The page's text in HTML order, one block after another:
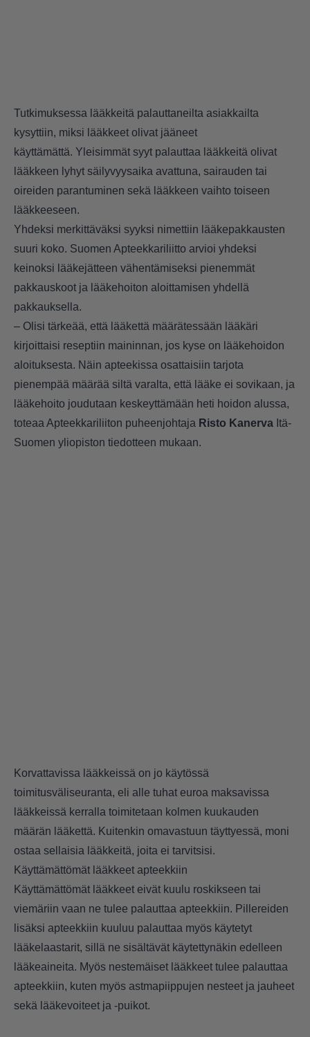
Tutkimuksessa lääkkeitä palauttaneilta asiakkailta
kysyttiin, miksi lääkkeet olivat jääneet
käyttämättä. Yleisimmät syyt palauttaa lääkkeitä olivat
lääkkeen lyhyt säilyvyysaika avattuna, sairauden tai
oireiden parantuminen sekä lääkkeen vaihto toiseen
lääkkeeseen.
Yhdeksi merkittäväksi syyksi nimettiin lääkepakkausten
suuri koko. Suomen Apteekkariliitto arvioi yhdeksi
keinoksi lääkejätteen vähentämiseksi pienemmät
pakkauskoot ja lääkehoiton aloittamisen yhdellä
pakkauksella.
– Olisi tärkeää, että lääkettä määrätessään lääkäri
kirjoittaisi reseptiin maininnan, jos kyse on lääkehoidon
aloituksesta. Näin apteekissa osattaisiin tarjota
pienempää määrää siltä varalta, että lääke ei sovikaan, ja
lääkehoito joudutaan keskeyttämään heti hoidon alussa,
toteaa Apteekkariliiton puheenjohtaja Risto Kanerva Itä-
Suomen yliopiston tiedotteen mukaan.
Korvattavissa lääkkeissä on jo käytössä
toimitusväliseuranta, eli alle tuhat euroa maksavissa
lääkkeissä kerralla toimitetaan kolmen kuukauden
määrän lääkettä. Kuitenkin omavastuun täyttyessä, moni
ostaa sellaisia lääkkeitä, joita ei tarvitsisi.
Käyttämättömät lääkkeet apteekkiin
Käyttämättömät lääkkeet eivät kuulu roskikseen tai
viemäriin vaan ne tulee palauttaa apteekkiin. Pillereiden
lisäksi apteekkiin kuuluu palauttaa myös käytetyt
lääkelaastarit, sillä ne sisältävät käytettynäkin edelleen
lääkeaineita. Myös nestemäiset lääkkeet tulee palauttaa
apteekkiin, kuten myös astmapiippujen nesteet ja jauheet
sekä lääkevoiteet ja -puikot.